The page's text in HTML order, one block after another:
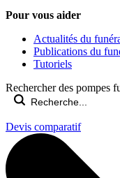
Pour vous aider
Actualités du
Publications du
Tutoriels
Rechercher des pompes
Devis comparatif